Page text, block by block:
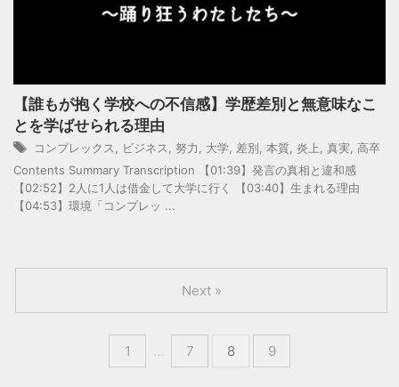
【誰もが抱く学校への不信感】学歴差別と無意味なこ
とを学ばせられる理由
コンプレックス ビジネス 努力 大学 差別 本質 炎上 真実 高卒
Contents Summary Transcription 【01:39】発言の真相と違和感
【02:52】2人に1人は借金して大学に行く 【03:40】生まれる理由
【04:53】環境「コンプレッ ...
1 … 7 8 9
Next »